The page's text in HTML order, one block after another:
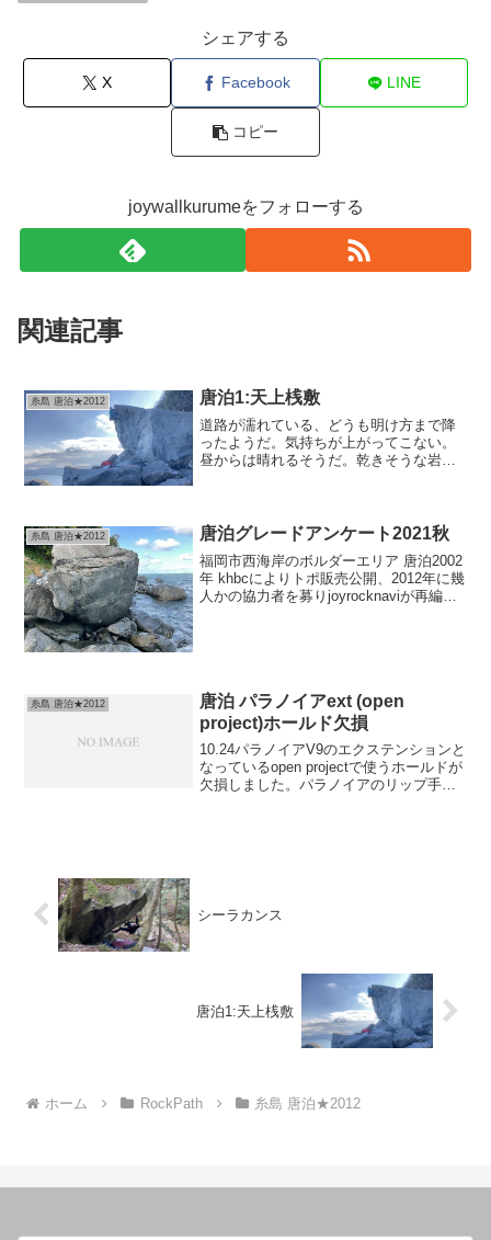
シェアする
X Facebook LINE
コピー
joywallkurumeをフォローする
関連記事
糸島 唐泊★2012 唐泊1:天上桟敷
道路が濡れている、どうも明け方まで降
ったようだ。気持ちが上がってこない。
昼からは晴れるそうだ。乾きそうな岩
だった。ということで唐泊へ...
糸島 唐泊★2012 唐泊グレードアンケート2021秋
福岡市西海岸のボルダーエリア 唐泊2002
年 khbcによりトポ販売公開、2012年に幾
人かの協力者を募りjoyrocknaviが再編再
糸島 唐泊★2012
唐泊 パラノイアext (open
project)ホールド欠損
10.24パラノイアV9のエクステンションと
なっているopen projectで使うホールドが
欠損しました。パラノイアのリップ手前
シーラカンス
唐泊1:天上桟敷
ホーム RockPath 糸島 唐泊★2012